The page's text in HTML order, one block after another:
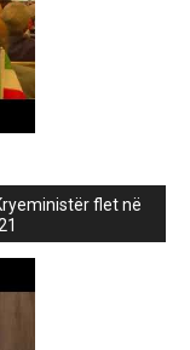
flet në